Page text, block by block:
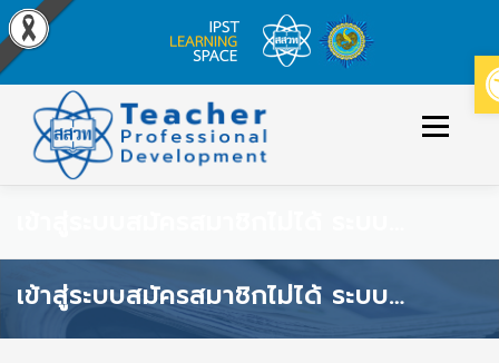
content
Menu
วิธีใช้งาน ปฏิทินหลักสูตร
เข้าสู่ระบบสมัครสมาชิกไม่ได้ ระบบแจ้งว่า “รหัสบัตรประชาชนซ้ำ หรือ อีเมลซ้ำ” ต้องทำอย่างไร